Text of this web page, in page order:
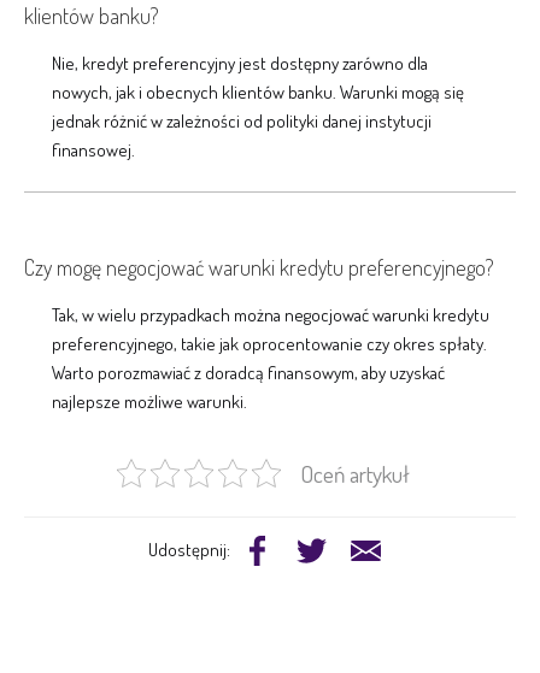
klientów banku?
Nie, kredyt preferencyjny jest dostępny zarówno dla
nowych, jak i obecnych klientów banku. Warunki mogą się
jednak różnić w zależności od polityki danej instytucji
finansowej.
Czy mogę negocjować warunki kredytu preferencyjnego?
Tak, w wielu przypadkach można negocjować warunki kredytu
preferencyjnego, takie jak oprocentowanie czy okres spłaty.
Warto porozmawiać z doradcą finansowym, aby uzyskać
najlepsze możliwe warunki.
Oceń artykuł
Udostępnij: